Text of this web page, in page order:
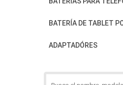
BATERÍA DE TABLET
ADAPTADÓRES